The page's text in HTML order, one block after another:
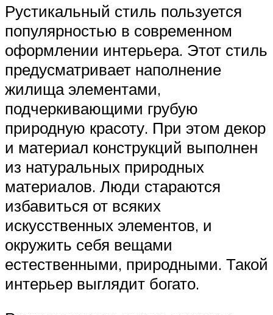
Рустикальный стиль пользуется
популярностью в современном
оформлении интерьера. Этот стиль
предусматривает наполнение
жилища элементами,
подчеркивающими грубую
природную красоту. При этом декор
и материал конструкций выполнен
из натуральных природных
материалов. Люди стараются
избавиться от всяких
искусственных элементов, и
окружить себя вещами
естественными, природными. Такой
интерьер выглядит богато.